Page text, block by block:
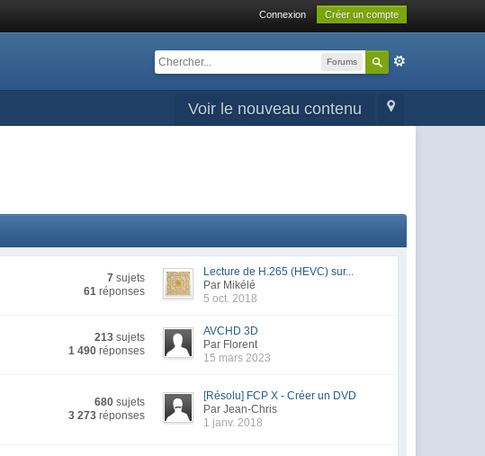
Connexion Créer un compte
Forums
Voir le nouveau contenu
7 sujets
61 réponses
Lecture de H.265 (HEVC) sur...
Par Mikélé
5 oct. 2018
213 sujets
1 490 réponses
AVCHD 3D
Par Florent
15 mars 2023
680 sujets
3 273 réponses
[Résolu] FCP X - Créer un DVD
Par Jean-Chris
1 janv. 2018